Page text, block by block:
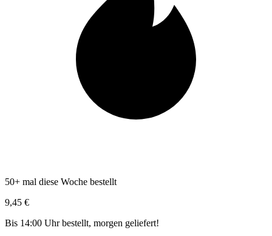
50+ mal diese Woche bestellt
9,45 €
Bis 14:00 Uhr bestellt, morgen geliefert!